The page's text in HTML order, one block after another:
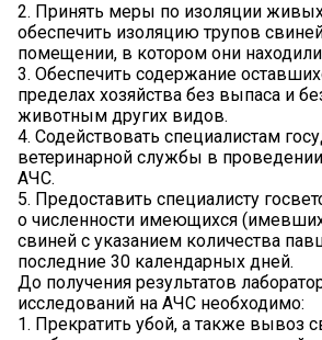
2. Принять меры по изоляции
обеспечить изоляцию трупов
помещении, в котором они
3. Обеспечить содержание
пределах хозяйства без выпаса и
животным других видов.
4. Содействовать специалистам
ветеринарной службы в
АЧС.
5. Предоставить специалисту
о численности имеющихся
свиней с указанием количества
последние 30 календарных дней.
До получения результатов
исследований на АЧС необходимо:
1. Прекратить убой, а также вывоз